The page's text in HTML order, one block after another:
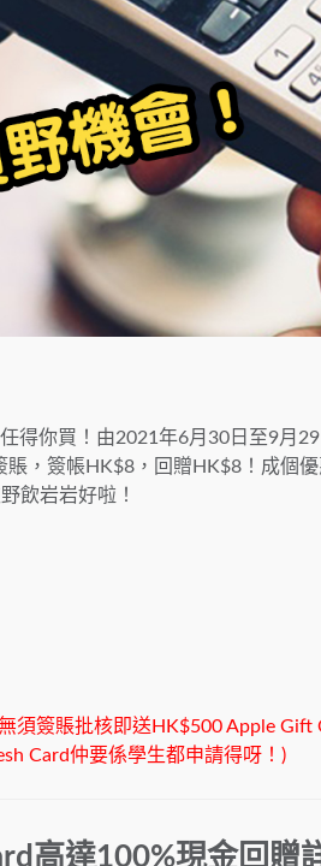
得你買！由2021年6月30日至9月
賬，簽帳HK$8，回贈HK$8！成個
飲岩岩好啦！
須簽賬批核即送HK$500 Apple Gift
Card仲要係學生都申請得呀！)
高達100%現金回贈